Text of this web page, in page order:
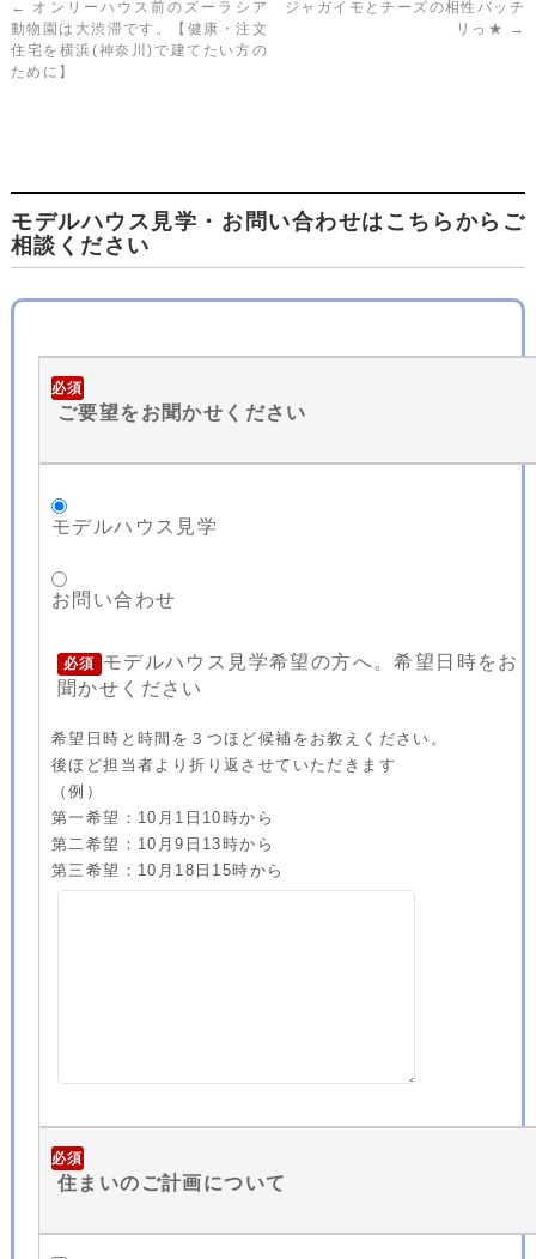
←
オンリーハウス前のズーラシア
動物園は大渋滞です。【健康・注文
住宅を横浜(神奈川)で建てたい方の
ために】
ジャガイモとチーズの相性バッチ
リっ★
→
モデルハウス見学・お問い合わせはこちらからご
相談ください
必須
ご要望をお聞かせください
モデルハウス見学
お問い合わせ
必須
モデルハウス見学希望の方へ。希望日時をお
聞かせください
希望日時と時間を３つほど候補をお教えください。
後ほど担当者より折り返させていただきます
（例）
第一希望：10月1日10時から
第二希望：10月9日13時から
第三希望：10月18日15時から
必須
住まいのご計画について